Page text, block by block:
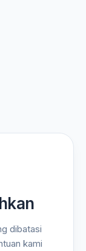
dibatasi
kami